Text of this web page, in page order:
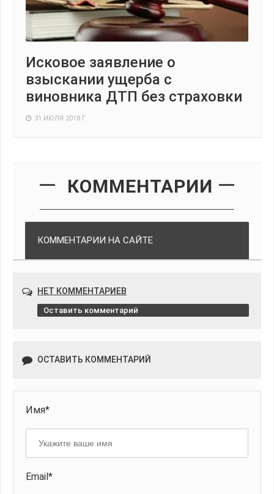
Исковое заявление о
взыскании ущерба с
виновника ДТП без страховки
31 ИЮЛЯ 2018 Г.
КОММЕНТАРИИ
КОММЕНТАРИИ НА САЙТЕ
НЕТ КОММЕНТАРИЕВ
Оставить комментарий
ОСТАВИТЬ КОММЕНТАРИЙ
Имя*
Email*